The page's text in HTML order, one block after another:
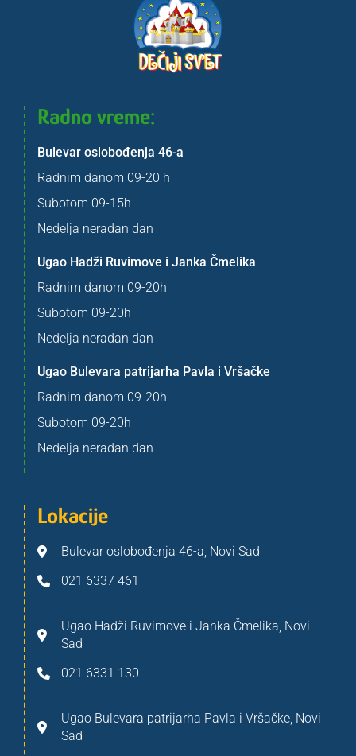
Radno vreme:
Bulevar oslobođenja 46-a
Radnim danom 09-20 h
Subotom 09-15h
Nedelja neradan dan
Ugao Hadži Ruvimove i Janka Čmelika
Radnim danom 09-20h
Subotom 09-20h
Nedelja neradan dan
Ugao Bulevara patrijarha Pavla i Vršačke
Radnim danom 09-20h
Subotom 09-20h
Nedelja neradan dan
Lokacije
Bulevar oslobođenja 46-a, Novi Sad
021 6337 461
Ugao Hadži Ruvimove i Janka Čmelika, Novi
Sad
021 6331 130
Ugao Bulevara patrijarha Pavla i Vršačke, Novi
Sad